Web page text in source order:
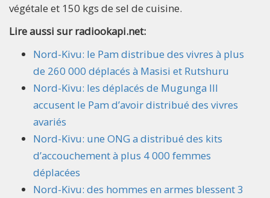
végétale et 150 kgs de sel de cuisine.
Lire aussi sur radiookapi.net:
Nord-Kivu: le Pam distribue des vivres à plus
de 260 000 déplacés à Masisi et Rutshuru
Nord-Kivu: les déplacés de Mugunga III
accusent le Pam d’avoir distribué des vivres
avariés
Nord-Kivu: une ONG a distribué des kits
d’accouchement à plus 4 000 femmes
déplacées
Nord-Kivu: des hommes en armes blessent 3